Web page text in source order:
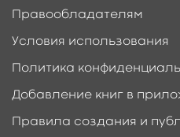
Правообладателям
Условия использования
Политика
Добавление книг в
Правила создания и